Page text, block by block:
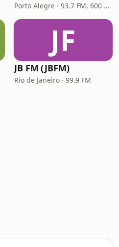
Porto Alegre · 93.7 FM, 600 AM
JF
JB FM (JBFM)
Rio de Janeiro · 99.9 FM